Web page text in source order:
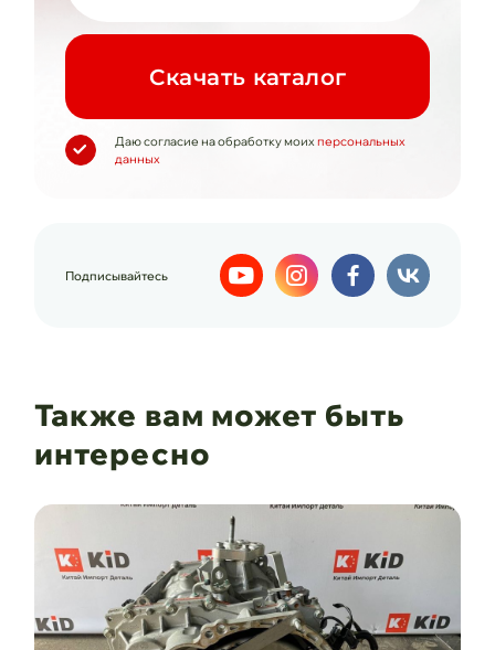
Cкачать каталог
Даю согласие на обработку моих персональных
данных
Подписывайтесь
Также вам может быть
интересно